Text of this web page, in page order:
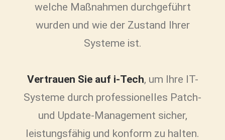
welche Maßnahmen durchgeführt
wurden und wie der Zustand Ihrer
Systeme ist.
Vertrauen Sie auf i-Tech, um Ihre IT-
Systeme durch professionelles Patch-
und Update-Management sicher,
leistungsfähig und konform zu halten.